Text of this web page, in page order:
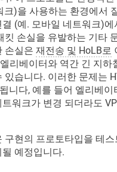
크)을 사용하는 환경에서
(예. 모바일 네트워크)에
킷 손실을 유발하는 기타
손실은 재전송 및 HoLB로
리베이터와 역간 긴 지하
있습니다. 이러한 문제는
니다, 예를 들어 엘리베
워크가 변경 되더라도
구현의 프로토타입을 테
예정입니다.